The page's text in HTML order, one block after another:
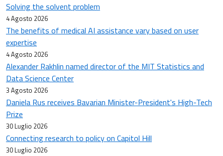
Solving the solvent problem
4 Agosto 2026
The benefits of medical AI assistance vary based on user
expertise
4 Agosto 2026
Alexander Rakhlin named director of the MIT Statistics and
Data Science Center
3 Agosto 2026
Daniela Rus receives Bavarian Minister-President's High-Tech
Prize
30 Luglio 2026
Connecting research to policy on Capitol Hill
30 Luglio 2026